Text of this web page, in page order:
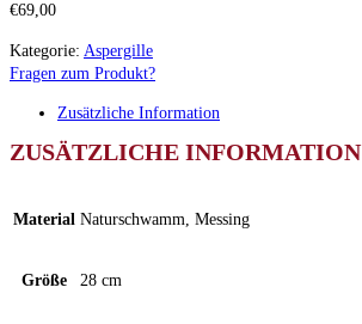
€69,00
Kategorie: Aspergille
Fragen zum Produkt?
Zusätzliche Information
ZUSÄTZLICHE INFORMATION
Material Naturschwamm, Messing
Größe 28 cm